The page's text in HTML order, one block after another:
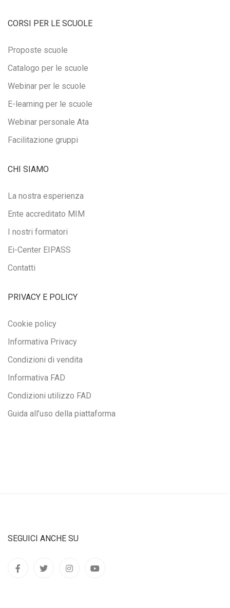
CORSI PER LE SCUOLE
Proposte scuole
Catalogo per le scuole
Webinar per le scuole
E-learning per le scuole
Webinar personale Ata
Facilitazione gruppi
CHI SIAMO
La nostra esperienza
Ente accreditato MIM
I nostri formatori
Ei-Center EIPASS
Contatti
PRIVACY E POLICY
Cookie policy
Informativa Privacy
Condizioni di vendita
Informativa FAD
Condizioni utilizzo FAD
Guida all’uso della piattaforma
SEGUICI ANCHE SU